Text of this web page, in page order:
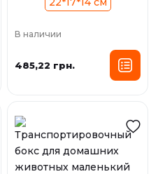
В наличии
485,22 грн.